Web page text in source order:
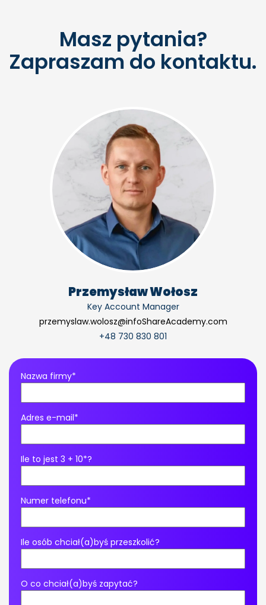
Masz pytania?
Zapraszam do kontaktu.
Przemysław Wołosz
Key Account Manager
przemyslaw.wolosz@infoShareAcademy.com
+48 730 830 801
Nazwa firmy*
Adres e-mail*
Ile to jest 3 + 10*?
Numer telefonu*
Ile osób chciał(a)byś przeszkolić?
O co chciał(a)byś zapytać?